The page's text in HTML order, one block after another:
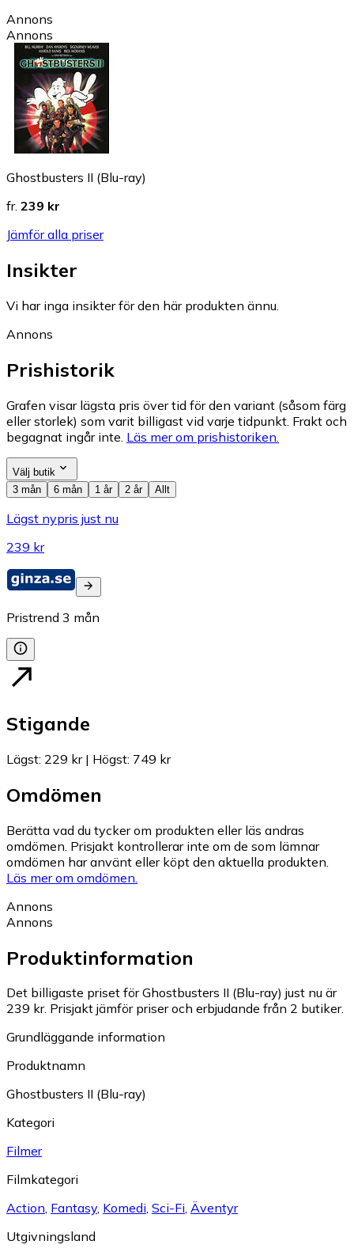
Annons
Annons
Ghostbusters II (Blu-ray)
fr. 239 kr
Jämför alla priser
Insikter
Vi har inga insikter för den här produkten ännu.
Annons
Prishistorik
Grafen visar lägsta pris över tid för den variant (såsom färg
eller storlek) som varit billigast vid varje tidpunkt. Frakt och
begagnat ingår inte. Läs mer om prishistoriken.
Välj butik
3 mån
6 mån 1 år 2 år Allt
Lägst nypris just nu
239 kr
Pristrend 3 mån
Stigande
Lägst: 229 kr| Högst: 749 kr
Omdömen
Berätta vad du tycker om produkten eller läs andras
omdömen. Prisjakt kontrollerar inte om de som lämnar
omdömen har använt eller köpt den aktuella produkten.
Läs mer om omdömen.
Annons
Annons
Produktinformation
Det billigaste priset för Ghostbusters II (Blu-ray) just nu är
239 kr. Prisjakt jämför priser och erbjudande från 2 butiker.
Grundläggande information
Produktnamn
Ghostbusters II (Blu-ray)
Kategori
Filmer
Filmkategori
Action, Fantasy, Komedi, Sci-Fi, Äventyr
Utgivningsland